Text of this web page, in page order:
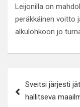
Leijonilla on
peräkkäinen voitto
alkulohkoon jo
selaus
Sveitsi järjesti
hallitseva